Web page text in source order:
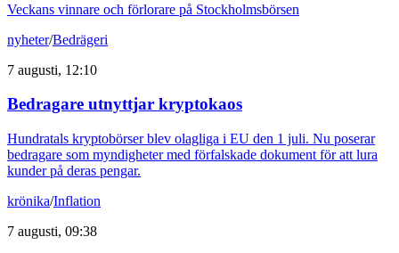
Veckans vinnare och förlorare på Stockholmsbörsen
nyheter/Bedrägeri
7 augusti, 12:10
Bedragare utnyttjar kryptokaos
Hundratals kryptobörser blev olagliga i EU den 1 juli. Nu poserar
bedragare som myndigheter med förfalskade dokument för att lura
kunder på deras pengar.
krönika/Inflation
7 augusti, 09:38